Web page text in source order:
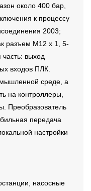
около 400 бар,
к процессу
2003;
разъем M12 x 1, 5-
часть: выход
входов ПЛК.
среде, а
на контроллеры,
Преобразователь
передача
настройки
насосные